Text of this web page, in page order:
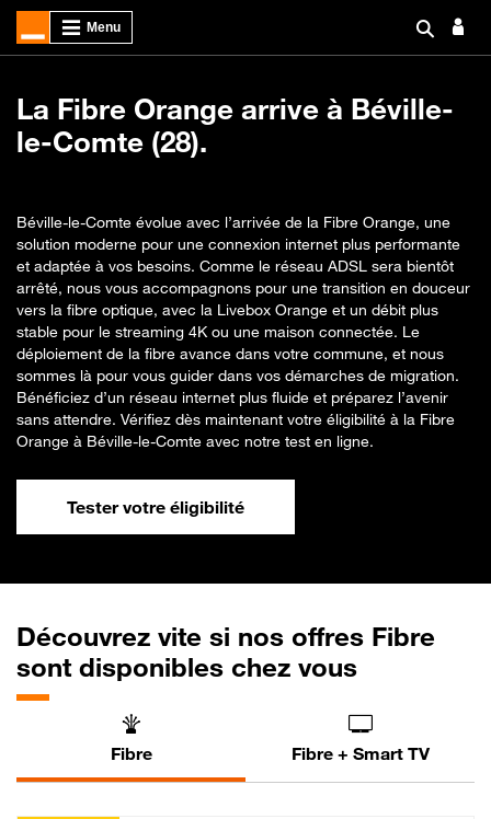
La Fibre Orange arrive à Béville-
le-Comte (28).
Béville-le-Comte évolue avec l’arrivée de la Fibre Orange, une
solution moderne pour une connexion internet plus performante
et adaptée à vos besoins. Comme le réseau ADSL sera bientôt
arrêté, nous vous accompagnons pour une transition en douceur
vers la fibre optique, avec la Livebox Orange et un débit plus
stable pour le streaming 4K ou une maison connectée. Le
déploiement de la fibre avance dans votre commune, et nous
sommes là pour vous guider dans vos démarches de migration.
Bénéficiez d’un réseau internet plus fluide et préparez l’avenir
sans attendre. Vérifiez dès maintenant votre éligibilité à la Fibre
Orange à Béville-le-Comte avec notre test en ligne.
Tester votre éligibilité
Découvrez vite si nos offres Fibre
sont disponibles chez vous
Fibre Fibre + Smart TV